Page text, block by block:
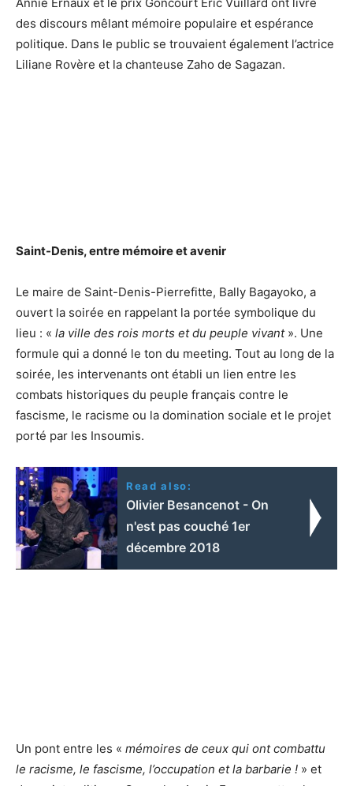
des discours mêlant mémoire populaire et espérance
politique. Dans le public se trouvaient également l’actrice
Liliane Rovère et la chanteuse Zaho de Sagazan.
Saint-Denis, entre mémoire et avenir
Le maire de Saint-Denis-Pierrefitte, Bally Bagayoko, a
ouvert la soirée en rappelant la portée symbolique du
lieu : « la ville des rois morts et du peuple vivant ». Une
formule qui a donné le ton du meeting. Tout au long de la
soirée, les intervenants ont établi un lien entre les
combats historiques du peuple français contre le
fascisme, le racisme ou la domination sociale et le projet
porté par les Insoumis.
Read also:
Olivier Besancenot - On
n'est pas couché 1er
décembre 2018
Un pont entre les « mémoires de ceux qui ont combattu
le racisme, le fascisme, l’occupation et la barbarie ! » et